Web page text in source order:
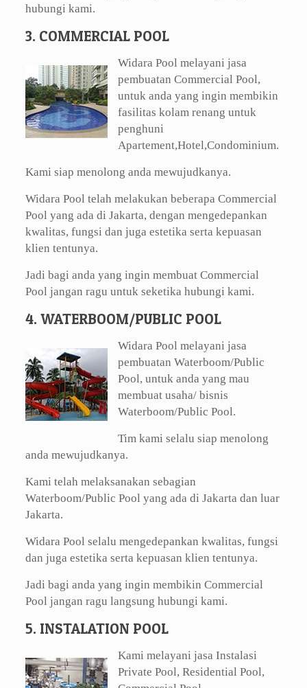
hubungi kami.
3. COMMERCIAL POOL
Widara Pool melayani jasa
pembuatan Commercial Pool,
untuk anda yang ingin membikin
fasilitas kolam renang untuk
penghuni
Apartement,Hotel,Condominium.
Kami siap menolong anda mewujudkanya.
Widara Pool telah melakukan beberapa Commercial
Pool yang ada di Jakarta, dengan mengedepankan
kwalitas, fungsi dan juga estetika serta kepuasan
klien tentunya.
Jadi bagi anda yang ingin membuat Commercial
Pool jangan ragu untuk seketika hubungi kami.
4. WATERBOOM/PUBLIC POOL
Widara Pool melayani jasa
pembuatan Waterboom/Public
Pool, untuk anda yang mau
membuat usaha/ bisnis
Waterboom/Public Pool.
Tim kami selalu siap menolong
anda mewujudkanya.
Kami telah melaksanakan sebagian
Waterboom/Public Pool yang ada di Jakarta dan luar
Jakarta.
Widara Pool selalu mengedepankan kwalitas, fungsi
dan juga estetika serta kepuasan klien tentunya.
Jadi bagi anda yang ingin membikin Commercial
Pool jangan ragu langsung hubungi kami.
5. INSTALATION POOL
Kami melayani jasa Instalasi
Private Pool, Residential Pool,